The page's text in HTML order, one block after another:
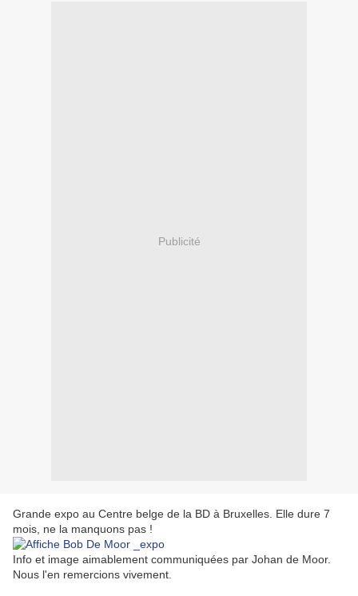
Publicité
Grande expo au Centre belge de la BD à Bruxelles. Elle dure 7
mois, ne la manquons pas !
Info et image aimablement communiquées par Johan de Moor.
Nous l'en remercions vivement.